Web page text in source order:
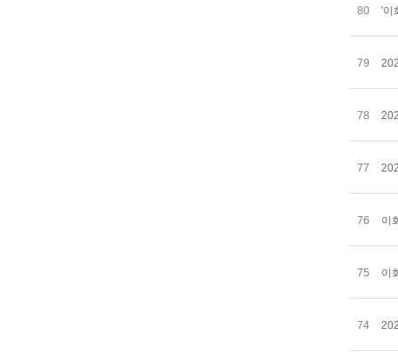
80 '이
79
78
77
76 이
75 이
74